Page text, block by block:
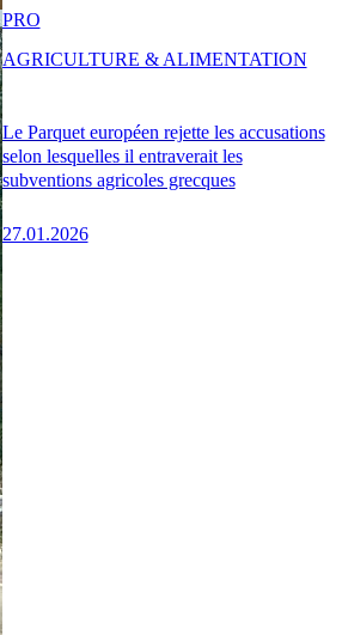
Le Parquet européen rejette les accusations
selon lesquelles il entraverait les
subventions agricoles grecques
27.01.2026
PRO
AGRICULTURE & ALIMENTATION